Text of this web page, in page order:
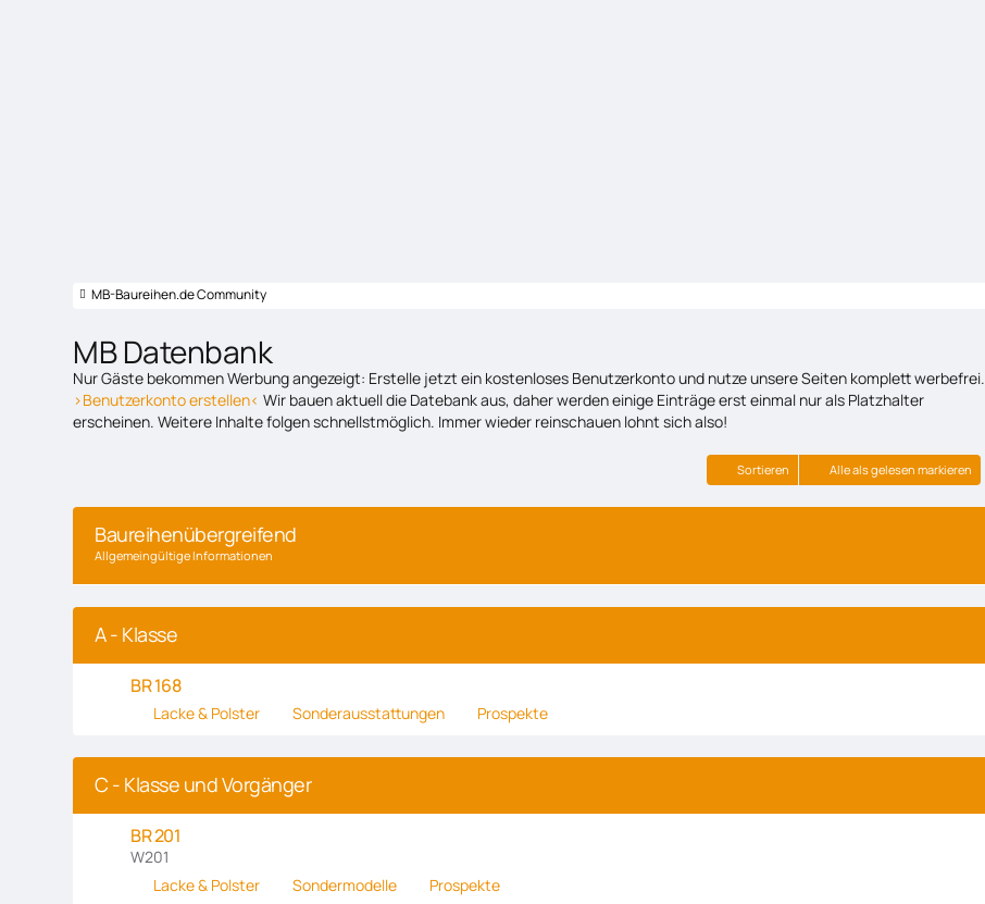
MB-Baureihen.de Community
MB Datenbank
Nur Gäste bekommen Werbung angezeigt: Erstelle jetzt ein kostenloses Benutzerkonto und nutze unsere Seiten komplett werbefrei.
>Benutzerkonto erstellen< Wir bauen aktuell die Datebank aus, daher werden einige Einträge erst einmal nur als Platzhalter
erscheinen. Weitere Inhalte folgen schnellstmöglich. Immer wieder reinschauen lohnt sich also!
Sortieren Alle als gelesen markieren
Baureihenübergreifend
Allgemeingültige Informationen
A - Klasse
BR 168
Lacke & Polster Sonderausstattungen Prospekte
C - Klasse und Vorgänger
BR 201
W201
Lacke & Polster
Sondermodelle Prospekte